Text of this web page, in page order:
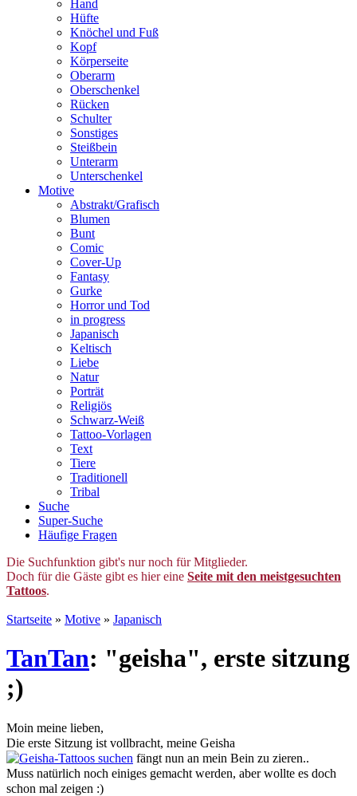
Hand
Hüfte
Knöchel und Fuß
Kopf
Körperseite
Oberarm
Oberschenkel
Rücken
Schulter
Sonstiges
Steißbein
Unterarm
Unterschenkel
Motive
Abstrakt/Grafisch
Blumen
Bunt
Comic
Cover-Up
Fantasy
Gurke
Horror und Tod
in progress
Japanisch
Keltisch
Liebe
Natur
Porträt
Religiös
Schwarz-Weiß
Tattoo-Vorlagen
Text
Tiere
Traditionell
Tribal
Suche
Super-Suche
Häufige Fragen
Die Suchfunktion gibt's nur noch für Mitglieder.
Doch für die Gäste gibt es hier eine Seite mit den meistgesuchten
Tattoos.
Startseite » Motive » Japanisch
TanTan: "geisha", erste sitzung
;)
Moin meine lieben,
Die erste Sitzung ist vollbracht, meine Geisha
fängt nun an mein Bein zu zieren..
Muss natürlich noch einiges gemacht werden, aber wollte es doch
schon mal zeigen :)